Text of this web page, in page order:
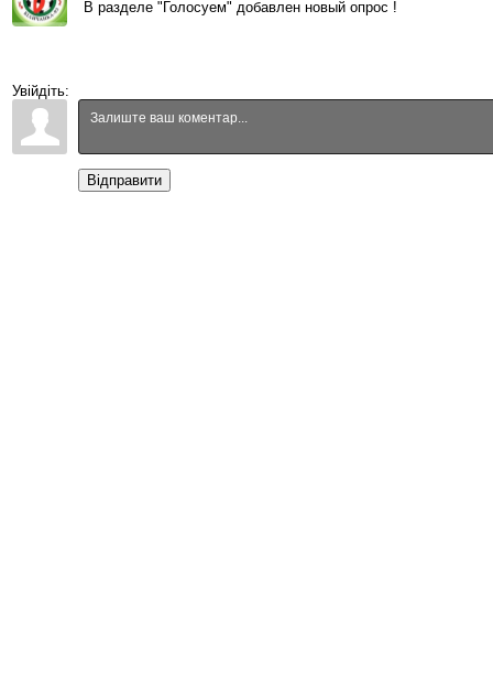
В разделе "Голосуем" добавлен новый опрос !
Увійдіть:
Відправити